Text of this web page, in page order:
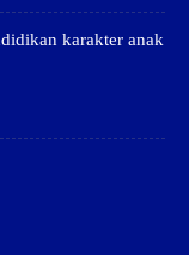
karakter anak